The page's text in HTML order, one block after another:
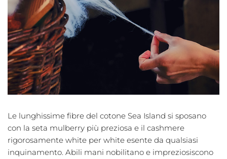
Le lunghissime fibre del cotone Sea Island si sposano
con la seta mulberry più preziosa e il cashmere
rigorosamente white per white esente da qualsiasi
inquinamento. Abili mani nobilitano e impreziosiscono